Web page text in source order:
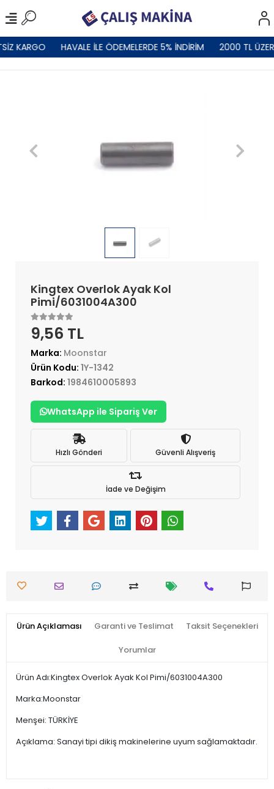
KARGO HAVALE İLE ÖDEMELERDE 5% İNDİRİM 2000 TL
Kingtex Overlok Ayak Kol
Pimi/6031004A300
9,56 TL
Marka: Moonstar
Ürün Kodu: 1Y-1342
Barkod: 1984610005893
WhatsApp ile Sipariş Ver
Hızlı Gönderi Güvenli Alışveriş
İade ve Değişim
Ürün Açıklaması Garanti ve Teslimat Taksit Seçenekleri
Yorumlar
Ürün Adı:Kingtex Overlok Ayak Kol Pimi/6031004A300
Marka:Moonstar
Menşei: TÜRKİYE
Açıklama: Sanayi tipi dikiş makinelerine uyum sağlamaktadır.